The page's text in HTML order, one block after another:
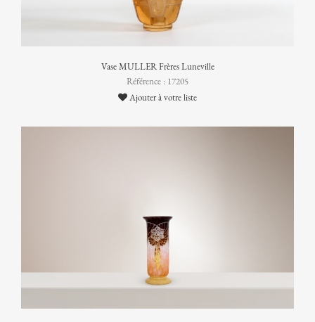
Vase MULLER Frères Luneville
Référence : 17205
Ajouter à votre liste